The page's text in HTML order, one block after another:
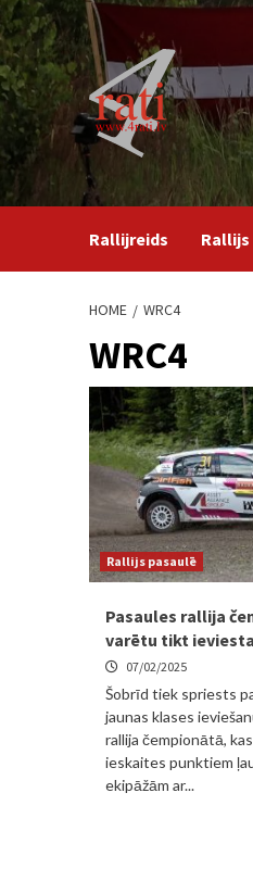
Skip
to
content
Rallijreids Rallijs
HOME WRC4
WRC4
Rallijs pasaulē
Pasaules rallija
varētu tikt
07/02/2025
Šobrīd tiek spriests
jaunas klases
rallija čempionātā,
ieskaites punktiem
ekipāžām ar...